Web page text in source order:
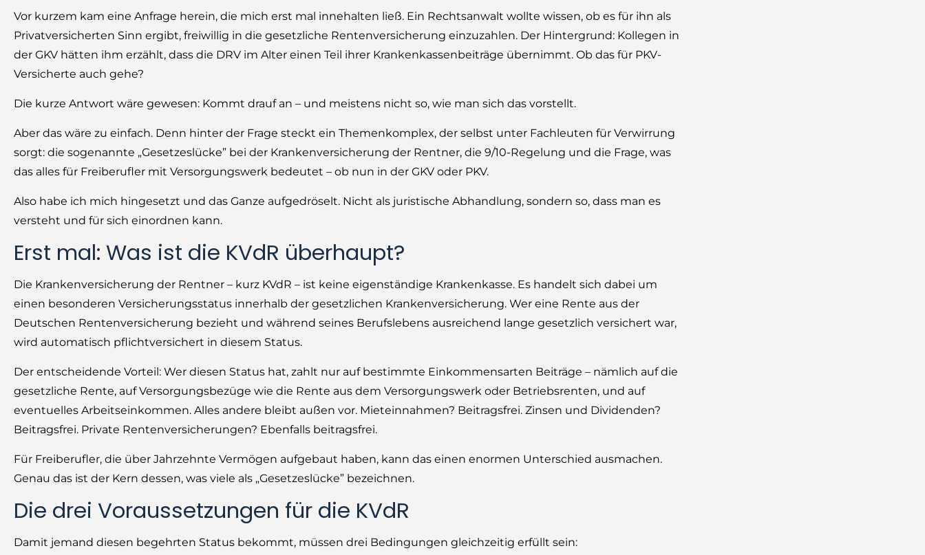
Vor kurzem kam eine Anfrage herein, die mich erst mal innehalten ließ. Ein Rechtsanwalt wollte wissen, ob es für ihn als
Privatversicherten Sinn ergibt, freiwillig in die gesetzliche Rentenversicherung einzuzahlen. Der Hintergrund: Kollegen in
der GKV hätten ihm erzählt, dass die DRV im Alter einen Teil ihrer Krankenkassenbeiträge übernimmt. Ob das für PKV-
Versicherte auch gehe?
Die kurze Antwort wäre gewesen: Kommt drauf an – und meistens nicht so, wie man sich das vorstellt.
Aber das wäre zu einfach. Denn hinter der Frage steckt ein Themenkomplex, der selbst unter Fachleuten für Verwirrung
sorgt: die sogenannte „Gesetzeslücke” bei der Krankenversicherung der Rentner, die 9/10-Regelung und die Frage, was
das alles für Freiberufler mit Versorgungswerk bedeutet – ob nun in der GKV oder PKV.
Also habe ich mich hingesetzt und das Ganze aufgedröselt. Nicht als juristische Abhandlung, sondern so, dass man es
versteht und für sich einordnen kann.
Erst mal: Was ist die KVdR überhaupt?
Die Krankenversicherung der Rentner – kurz KVdR – ist keine eigenständige Krankenkasse. Es handelt sich dabei um
einen besonderen Versicherungsstatus innerhalb der gesetzlichen Krankenversicherung. Wer eine Rente aus der
Deutschen Rentenversicherung bezieht und während seines Berufslebens ausreichend lange gesetzlich versichert war,
wird automatisch pflichtversichert in diesem Status.
Der entscheidende Vorteil: Wer diesen Status hat, zahlt nur auf bestimmte Einkommensarten Beiträge – nämlich auf die
gesetzliche Rente, auf Versorgungsbezüge wie die Rente aus dem Versorgungswerk oder Betriebsrenten, und auf
eventuelles Arbeitseinkommen. Alles andere bleibt außen vor. Mieteinnahmen? Beitragsfrei. Zinsen und Dividenden?
Beitragsfrei. Private Rentenversicherungen? Ebenfalls beitragsfrei.
Für Freiberufler, die über Jahrzehnte Vermögen aufgebaut haben, kann das einen enormen Unterschied ausmachen.
Genau das ist der Kern dessen, was viele als „Gesetzeslücke” bezeichnen.
Die drei Voraussetzungen für die KVdR
Damit jemand diesen begehrten Status bekommt, müssen drei Bedingungen gleichzeitig erfüllt sein: